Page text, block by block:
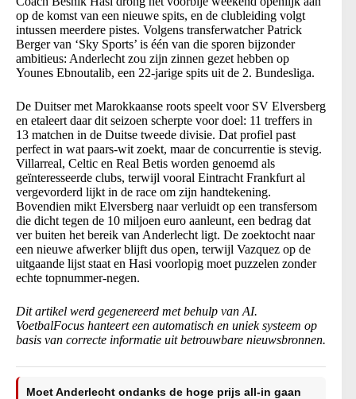
op de komst van een nieuwe spits, en de clubleiding volgt
intussen meerdere pistes. Volgens transferwatcher Patrick
Berger van ‘Sky Sports’ is één van die sporen bijzonder
ambitieus: Anderlecht zou zijn zinnen gezet hebben op
Younes Ebnoutalib, een 22-jarige spits uit de 2. Bundesliga.
De Duitser met Marokkaanse roots speelt voor SV Elversberg
en etaleert daar dit seizoen scherpte voor doel: 11 treffers in
13 matchen in de Duitse tweede divisie. Dat profiel past
perfect in wat paars-wit zoekt, maar de concurrentie is stevig.
Villarreal, Celtic en Real Betis worden genoemd als
geïnteresseerde clubs, terwijl vooral Eintracht Frankfurt al
vergevorderd lijkt in de race om zijn handtekening.
Bovendien mikt Elversberg naar verluidt op een transfersom
die dicht tegen de 10 miljoen euro aanleunt, een bedrag dat
ver buiten het bereik van Anderlecht ligt. De zoektocht naar
een nieuwe afwerker blijft dus open, terwijl Vazquez op de
uitgaande lijst staat en Hasi voorlopig moet puzzelen zonder
echte topnummer-negen.
Dit artikel werd gegenereerd met behulp van AI.
VoetbalFocus hanteert een automatisch en uniek systeem op
basis van correcte informatie uit betrouwbare nieuwsbronnen.
Moet Anderlecht ondanks de hoge prijs all-in gaan